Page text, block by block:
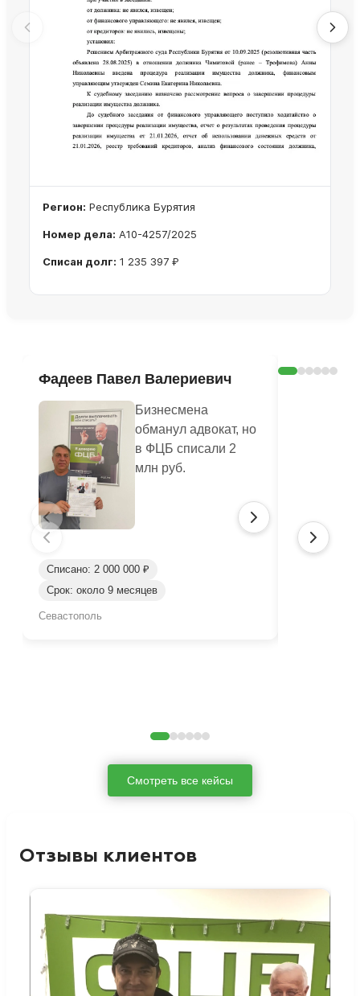
Регион: Республика Бурятия
Номер дела: А10-4257/2025
Списан долг: 1 235 397 ₽
Фадеев Павел Валериевич
Бизнесмена
обманул адвокат, но
в ФЦБ списали 2
млн руб.
Списано: 2 000 000 ₽
Срок: около 9 месяцев
Севастополь
Кашлюк
Смотреть все кейсы
Отзывы клиентов